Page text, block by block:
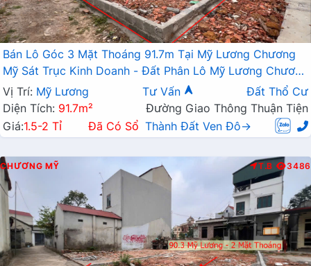
Bán Lô Góc 3 Mặt Thoáng 91.7m Tại Mỹ Lương Chương
Mỹ Sát Trục Kinh Doanh - Đất Phân Lô Mỹ Lương Chương
Mỹ
Vị Trí: Mỹ Lương Tư Vấn
Đất Thổ Cư
Diện Tích: 91.7m²
Đường Giao Thông Thuận Tiện
Giá:1.5-2 Tỉ Đã Có Sổ Thành Đất Ven Đô→
CHƯƠNG MỸ T.B 3486